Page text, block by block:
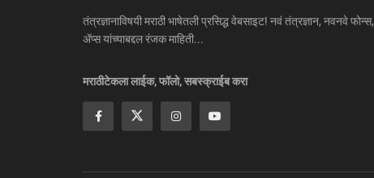
तंत्रज्ञानाविषयी मराठी भाषेतली प्रसिद्ध वेबसाइट! नवं तंत्रज्ञान, नवनवे फोन्स,
ॲप्स यांच्याबद्दल रंजक माहिती...
मराठीटेकला लाईक, फॉलो, सबस्क्राईब करा